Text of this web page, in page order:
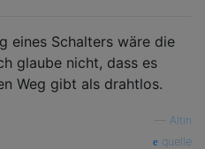
eines Schalters wäre die
glaube nicht, dass es
Weg gibt als drahtlos.
Altin
quelle